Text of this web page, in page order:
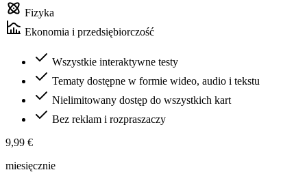
Fizyka
Ekonomia i przedsiębiorczość
Wszystkie interaktywne testy
Tematy dostępne w formie wideo, audio i tekstu
Nielimitowany dostęp do wszystkich kart
Bez reklam i rozpraszaczy
9,99 €
miesięcznie